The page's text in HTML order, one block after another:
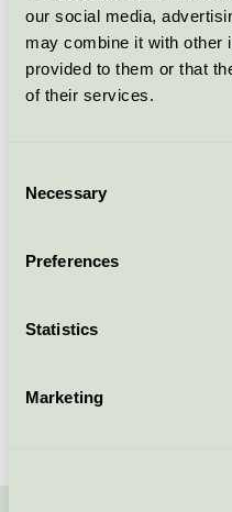
our social media,
may combine it with other
provided to them or that
of their services.
Selection
Necessary
Preferences
Statistics
Marketing
Graenni
Svanen / Grænni